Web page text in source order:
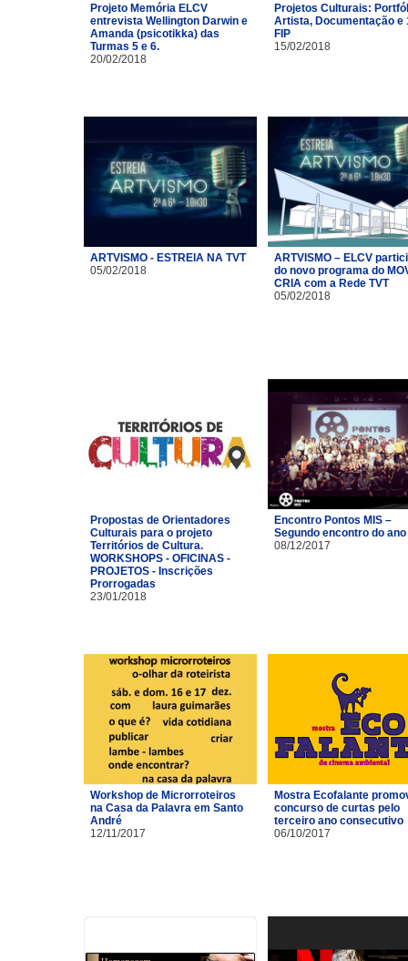
Projeto Memória ELCV
entrevista Wellington Darwin e
Amanda (psicotikka) das
Turmas 5 e 6.
20/02/2018
Projetos Culturais:
Artista, Documentação e
FIP
15/02/2018
ARTVISMO - ESTREIA NA TVT
05/02/2018
ARTVISMO – ELCV
do novo programa do
CRIA com a Rede TVT
05/02/2018
Propostas de Orientadores
Culturais para o projeto
Territórios de Cultura.
WORKSHOPS - OFICINAS -
PROJETOS - Inscrições
Prorrogadas
23/01/2018
Encontro Pontos MIS –
Segundo encontro do ano
08/12/2017
Workshop de Microrroteiros
na Casa da Palavra em Santo
André
12/11/2017
Mostra Ecofalante
concurso de curtas pelo
terceiro ano consecutivo
06/10/2017